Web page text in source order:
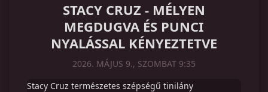
STACY CRUZ - MÉLYEN
MEGDUGVA ÉS PUNCI
NYALÁSSAL KÉNYEZTETVE
2026. MÁJUS 9., SZOMBAT 9:35
Stacy Cruz természetes szépségű tinilány